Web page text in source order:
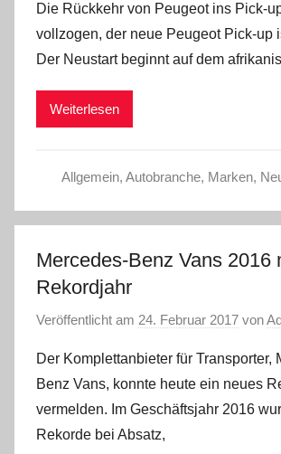
Die Rückkehr von Peugeot ins Pick-
vollzogen, der neue Peugeot Pick-up
Der Neustart beginnt auf dem
Weiterlesen
Allgemein, Autobranche, Marken,
Mercedes-Benz Vans 2016
Rekordjahr
Veröffentlicht am 24. Februar 2017 von
Der Komplettanbieter für Transporter,
Benz Vans, konnte heute ein neues
vermelden. Im Geschäftsjahr 2016
Rekorde bei Absatz,